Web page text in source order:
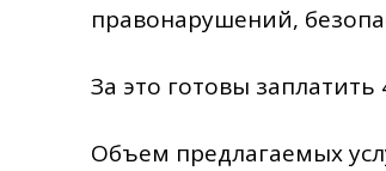
правонарушений,
За это готовы
Объем предлагаемых